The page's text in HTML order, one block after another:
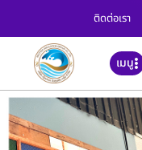
ติดต่อเรา
เมนู